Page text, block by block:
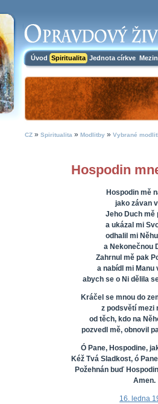
Úvod Spiritualita Jednota církve
CZ » Spiritualita » Modlitby » Vybrané
Hospodin
Hospodin mě
jako závan
Jeho Duch mě
a ukázal mi
odhalil mi
a Nekonečnou
Zahrnul mě pak
a nabídl mi Manu
abych se o Ni dělila
Kráčel se mnou do
z podsvětí mezi
od těch, kdo na
pozvedl mě, obnovil
Ó Pane, Hospodine,
Kéž Tvá Sladkost, ó
Požehnán buď
Amen.
16. ledna